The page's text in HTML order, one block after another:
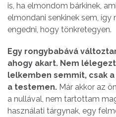
is, ha elmondom bárkinek,
elmondani senkinek sem,
engedni, hogy tönkretegyen.
Egy rongybabává
ahogy akart. Nem
lelkemben semmit, csak
a testemen. Már akkor az
a nullával, nem tartottam
használati tárgynak, egy